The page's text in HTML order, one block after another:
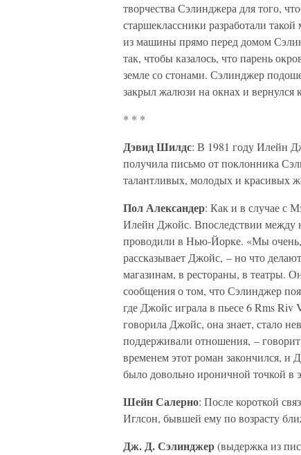
творчества Сэлинджера для того,
старшеклассники разработали
из машины прямо перед домом
так, чтобы казалось, что парень
земле со стонами. Сэлинджер
закрыл жалюзи на окнах и вернулся
* * *
Дэвид Шилдс: В 1981 году Илейн
получила письмо от поклонника
талантливых, молодых и красивых
Пол Александер: Как и в случае с
Илейн Джойс. Впоследствии
проводили в Нью-Йорке. «Мы очень,
рассказывает Джойс, – но что
магазинам, в рестораны, в театры.
сообщения о том, что Сэлинджер
где Джойс играла в пьесе 6 Rms
говорила Джойс, она знает, стало
поддерживали отношения, –
временем этот роман закончился,
было довольно ироничной точкой в
Шейн Салерно: После короткой
Иглсон, бывшей ему по возрасту
Дж. Д. Сэлинджер(выдержка из